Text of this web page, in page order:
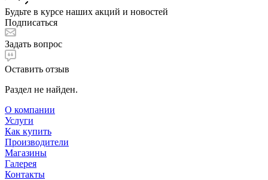
Будьте в курсе наших акций и новостей
Подписаться
Задать вопрос
Оставить отзыв
Раздел не найден.
О компании
Услуги
Как купить
Производители
Магазины
Галерея
Контакты